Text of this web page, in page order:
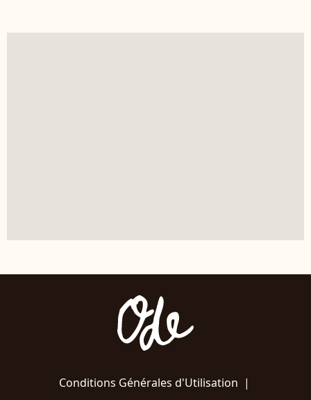
Conditions Générales d'Utilisation |